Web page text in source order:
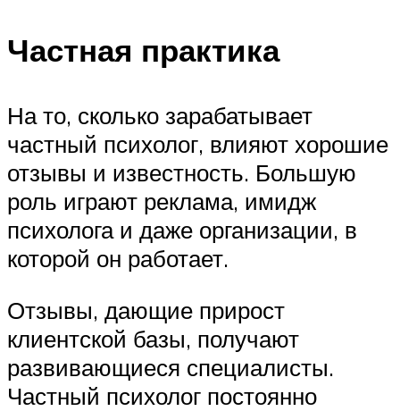
Частная практика
На то, сколько зарабатывает
частный психолог, влияют хорошие
отзывы и известность. Большую
роль играют реклама, имидж
психолога и даже организации, в
которой он работает.
Отзывы, дающие прирост
клиентской базы, получают
развивающиеся специалисты.
Частный психолог постоянно